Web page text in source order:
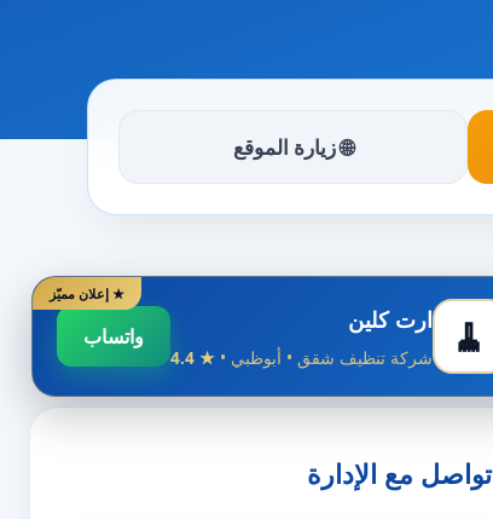
🌐 زيارة الموقع
★ إعلان مميّز
🧹 ارت كلين
شركة تنظيف شقق • أبوظبي •★ 4.4
واتساب
تواصل مع الإدارة